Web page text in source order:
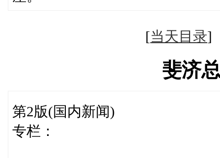
[当天目录
斐济
第2版(国内新闻)
专栏：